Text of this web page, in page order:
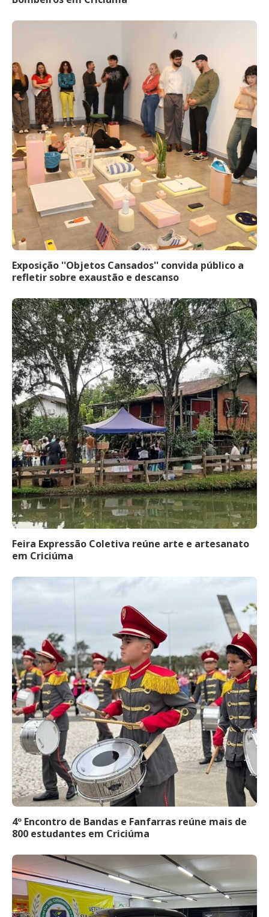
Exposição ''Objetos Cansados'' convida público a
refletir sobre exaustão e descanso
Feira Expressão Coletiva reúne arte e artesanato
em Criciúma
4º Encontro de Bandas e Fanfarras reúne mais de
800 estudantes em Criciúma